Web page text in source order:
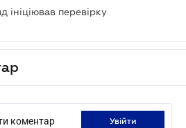
ініціював перевірку
коментар увійти